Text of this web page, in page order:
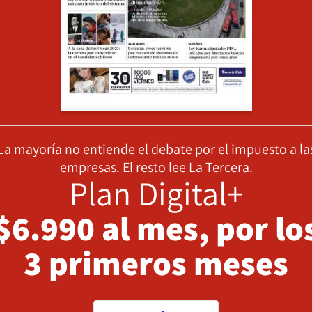
mayoría no entiende el debate por el impuesto a
empresas. El resto lee La Tercera.
Plan Digital+
al mes, por
3 primeros meses